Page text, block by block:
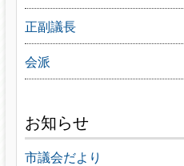
正副議長
会派
お知らせ
市議会だより